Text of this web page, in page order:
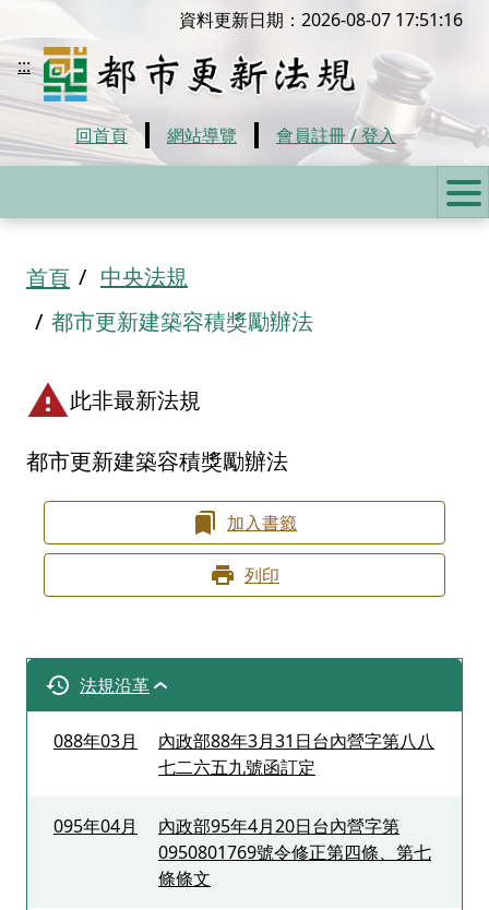
移到主要內容
:::
都市更新法規
資料更新日期：2026-08-07 17:51:16
回首頁 網站導覽 會員註冊 / 登入
首頁
中央法規
都市更新建築容積獎勵辦法
此非最新法規
都市更新建築容積獎勵辦法
加入書籤
列印
法規沿革
088年03月
內政部88年3月31日台內營字第八八
七二六五九號函訂定
095年04月
內政部95年4月20日台內營字第
0950801769號令修正第四條、第七
條條文